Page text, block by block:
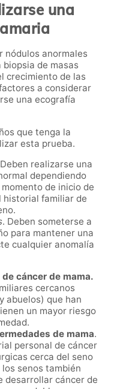
una
nódulos anormales
de masas
crecimiento de las
a considerar
una ecografía
que tenga la
esta prueba.
realizarse una
dependiendo
de inicio de
historial familiar de
. Deben someterse a
para mantener una
cualquier anomalía
cáncer de mama.
cercanos
abuelos) que han
un mayor riesgo
de mama.
personal de cáncer
cerca del seno
senos también
desarrollar cáncer de